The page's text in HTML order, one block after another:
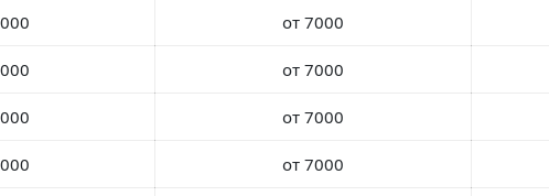
от 7000
от 7000
от 7000
от 7000